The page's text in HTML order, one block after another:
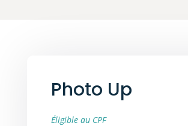
Photo Up
Éligible au CPF